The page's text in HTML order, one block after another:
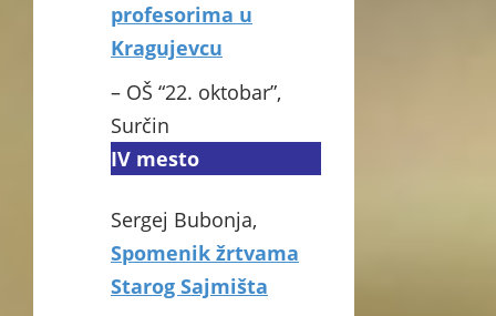
profesorima u
Kragujevcu
– OŠ “22. oktobar”,
Surčin
IV mesto
Sergej Bubonja,
Spomenik žrtvama
Starog Sajmišta